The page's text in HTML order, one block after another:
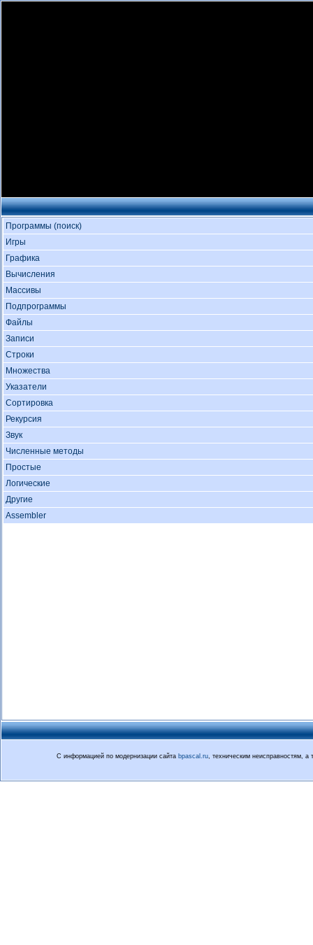
Программы (поиск)
Игры
Графика
Вычисления
Массивы
Подпрограммы
Файлы
Записи
Строки
Множества
Указатели
Сортировка
Рекурсия
Звук
Численные методы
Простые
Логические
Другие
Assembler
С информацией по модернизации сайта bpascal.ru, техническим неисправностям,